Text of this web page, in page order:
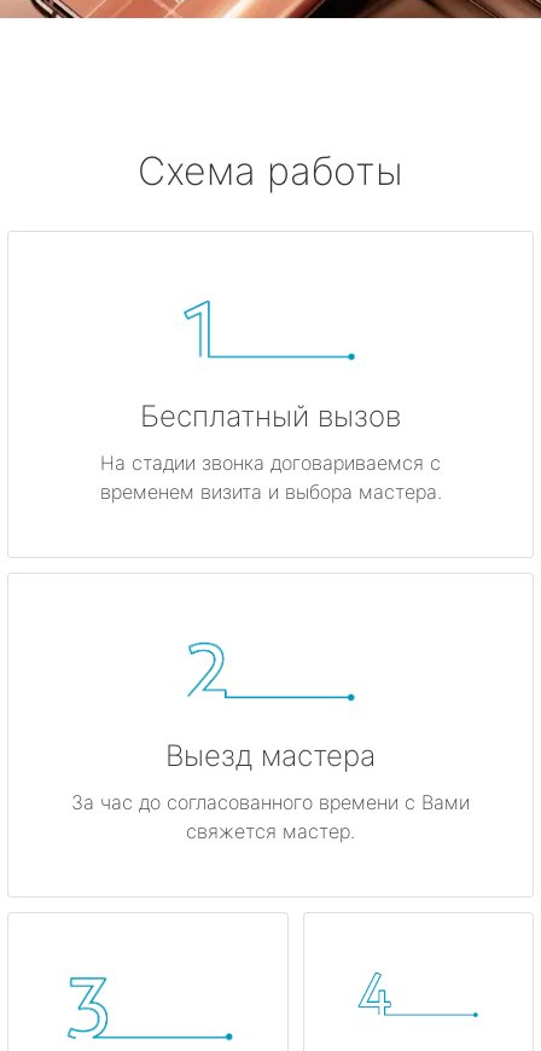
Схема работы
Бесплатный вызов
На стадии звонка договариваемся с
временем визита и выбора мастера.
Выезд мастера
За час до согласованного времени с Вами
свяжется мастер.